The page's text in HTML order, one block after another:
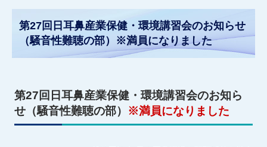
第27回日耳鼻産業保健・環境講習会のお知らせ
（騒音性難聴の部）※満員になりました
第27回日耳鼻産業保健・環境講習会のお知ら
せ（騒音性難聴の部） ※満員になりました